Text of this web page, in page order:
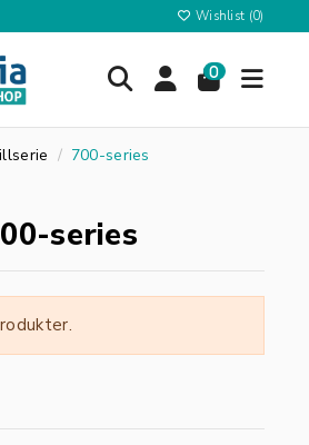
Wishlist (0)
0
700-series
series